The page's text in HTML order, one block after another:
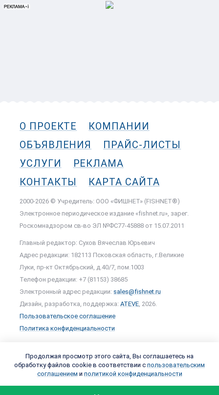
О ПРОЕКТЕ
КОМПАНИИ
ОБЪЯВЛЕНИЯ
ПРАЙС-ЛИСТЫ
УСЛУГИ
РЕКЛАМА
КОНТАКТЫ
КАРТА САЙТА
2000-2026 © Учредитель: ООО «ФИШНЕТ» (FISHNET®)
Электронное периодическое издание «fishnet.ru», зарег.
Роскомнадзором cв-во ЭЛ №ФС77-45888 от 15.07.2011
Главный редактор: Сухов Вячеслав Юрьевич
Адрес редакции: 182113 Псковская область, г.Великие
Луки, пр-кт Октябрьский, д.40/7, пом.1003
Телефон редакции: +7 (81153) 38685
Электронный адрес редакции: sales@fishnet.ru
Дизайн, разработка, поддержка: ATEVE , 2026.
Пользовательское соглашение
Политика конфиденциальности
Продолжая просмотр этого сайта, Вы соглашаетесь на
обработку файлов cookie в соответствии с пользовательским
соглашением и политикой конфиденциальности